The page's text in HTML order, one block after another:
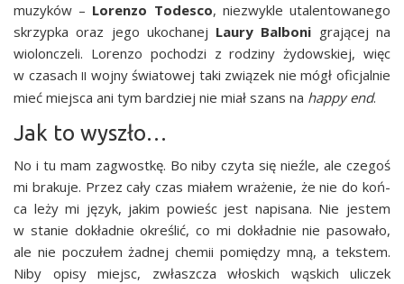
muzy­ków – Loren­zo Tode­sco, nie­zwy­kle uta­len­to­wa­ne­go
skrzyp­ka oraz jego uko­cha­nej Lau­ry Bal­bo­ni gra­ją­cej na
wio­lon­cze­li. Loren­zo pocho­dzi z rodzi­ny żydow­skiej, więc
w cza­sachII woj­ny świa­to­wej taki zwią­zek nie mógł ofi­cjal­nie
mieć miej­sca ani tym bar­dziej nie miał szans na hap­py end.
Jak to wyszło…
No i tu mam zagwost­kę. Bo niby czy­ta się nie­źle, ale cze­goś
mi bra­ku­je. Przez cały czas mia­łem wra­że­nie, że nie do koń­
ca leży mi język, jakim powieśc jest napi­sa­na. Nie jestem
w sta­nie dokład­nie okre­ślić, co mi dokład­nie nie paso­wa­ło,
ale nie poczu­łem żad­nej che­mii pomię­dzy mną, a tek­stem.
Niby opi­sy miejsc, zwłasz­cza wło­skich wąskich uli­czek